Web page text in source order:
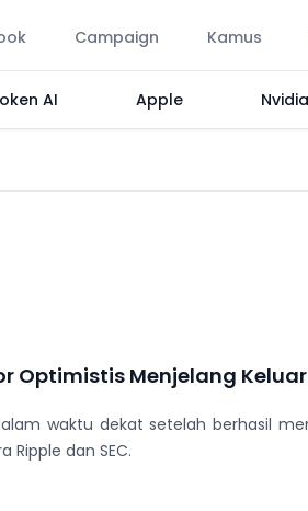
Campaign Kamus
AI Apple Nvidia
Optimistis Menjelang
waktu dekat setelah berhasil
dan SEC.